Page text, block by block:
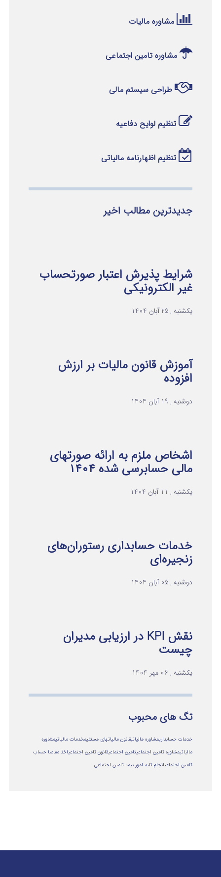
مشاوره مالیات
مشاوره تامین اجتماعی
طراحی سیستم مالی
تنظیم لوایح دفاعیه
تنظیم اظهارنامه مالیاتی
جدیدترین مطالب اخیر
شرایط پذیرش اعتبار صورتحساب
غیر الکترونیکی
یکشنبه , 25 آبان 1404
آموزش قانون مالیات بر ارزش
افزوده
دوشنبه , 19 آبان 1404
اشخاص ملزم به ارائه صورتهای
مالی حسابرسی شده ۱۴۰۴
یکشنبه , 11 آبان 1404
خدمات حسابداری رستوران‌های
زنجیره‌ای
دوشنبه , 05 آبان 1404
نقش KPI در ارزیابی مدیران
چیست
یکشنبه , 06 مهر 1404
تگ های محبوب
خدمات حسابداریمشاوره مالیاتیقانون مالیاتهای مستقیمخدمات مالیاتیمشاوره
مالياتيمشاوره تامین اجتماعیتامین اجتماعیقانون تامین اجتماعیاخذ مفاصا حساب
تامین اجتماعیانجام کلیه امور بیمه تامین اجتماعی